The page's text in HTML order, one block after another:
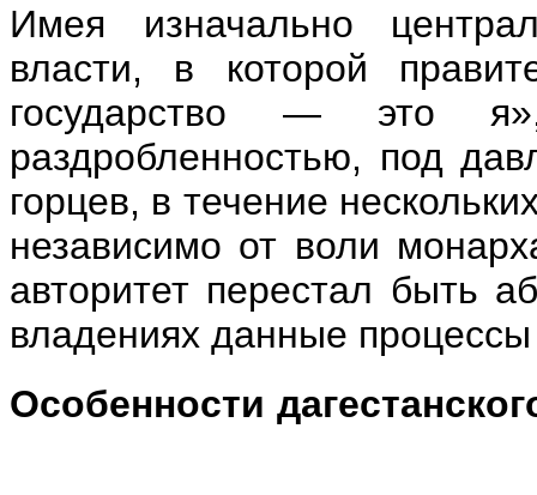
Имея изначально
власти, в которой
государство — это
раздробленностью, под
горцев, в течение
независимо от воли
авторитет перестал быть
владениях данные
Особенности